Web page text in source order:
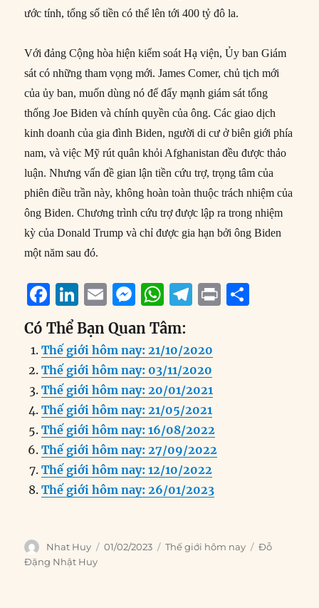
ước tính, tổng số tiền có thể lên tới 400 tỷ đô la.
Với đảng Cộng hòa hiện kiểm soát Hạ viện, Ủy ban Giám
sát có những tham vọng mới. James Comer, chủ tịch mới
của ủy ban, muốn dùng nó để đẩy mạnh giám sát tổng
thống Joe Biden và chính quyền của ông. Các giao dịch
kinh doanh của gia đình Biden, người di cư ở biên giới phía
nam, và việc Mỹ rút quân khỏi Afghanistan đều được thảo
luận. Nhưng vấn đề gian lận tiền cứu trợ, trọng tâm của
phiên điều trần này, không hoàn toàn thuộc trách nhiệm của
ông Biden. Chương trình cứu trợ được lập ra trong nhiệm
kỳ của Donald Trump và chỉ được gia hạn bởi ông Biden
một năm sau đó.
F
a
c
e
b
o
o
k
Li
n
k
e
d
I
n
E
m
ai
l
M
ss
e
n
g
er
W
h
at
s
A
p
p
T
e
g
r
a
m
P
Có Thể Bạn Quan Tâm:
Thế giới hôm nay: 21/10/2020
Thế giới hôm nay: 03/11/2020
Thế giới hôm nay: 20/01/2021
Thế giới hôm nay: 21/05/2021
Thế giới hôm nay: 16/08/2022
Thế giới hôm nay: 27/09/2022
Thế giới hôm nay: 12/10/2022
Thế giới hôm nay: 26/01/2023
Author
Nhat Huy
Posted
01/02/2023 Categories
Thế giới hôm nay Tags
Đỗ
Đặng Nhật Huy